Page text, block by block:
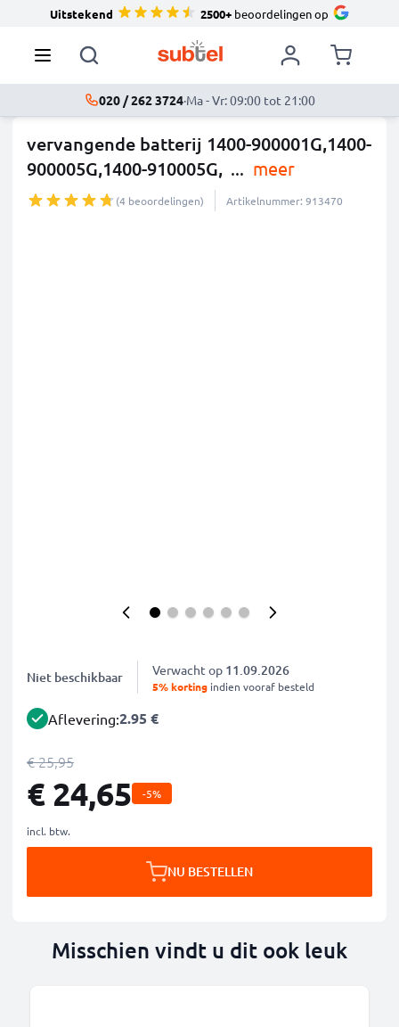
Uitstekend 2500+beoordelingen op
020 / 262 3724·Ma - Vr: 09:00 tot 21:00
vervangende batterij 1400-900001G,1400-
900005G,1400-910005G, ... meer
(4 beoordelingen) Artikelnummer: 913470
Niet beschikbaar Verwacht op 11.09.2026
5% korting indien vooraf besteld
Aflevering:2.95 €
€ 25,95
€ 24,65 -5%
incl. btw.
NU BESTELLEN
Misschien vindt u dit ook leuk